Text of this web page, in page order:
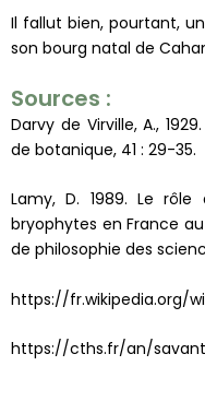
Il fallut bien, pourtant,
son bourg natal de
Sources :
Darvy de Virville, A.,
de botanique, 41 : 29-35.
Lamy, D. 1989. Le
bryophytes en France
de philosophie des
https://fr.wikipedia.org/
https://cths.fr/an/